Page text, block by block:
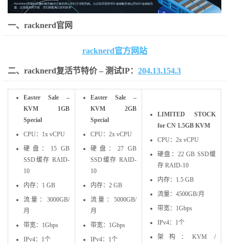
一、racknerd官网
racknerd官方网站
二、racknerd复活节特价 – 测试IP： 204.13.154.3
Easter Sale –
KVM 1GB
Special
CPU：1x vCPU
硬盘：15 GB
SSD缓存 RAID-
10
内存：1 GB
流量：3000GB/
月
带宽：1Gbps
IPv4：1个
Easter Sale –
KVM 2GB
Special
CPU：2x vCPU
硬盘：27 GB
SSD缓存 RAID-
10
内存：2 GB
流量：5000GB/
月
带宽：1Gbps
IPv4：1个
LIMITED STOCK
for CN 1.5GB KVM
CPU：2x vCPU
硬盘：22 GB SSD缓
存 RAID-10
内存：1.5 GB
流量：4500GB/月
带宽：1Gbps
IPv4：1个
架构：KVM /